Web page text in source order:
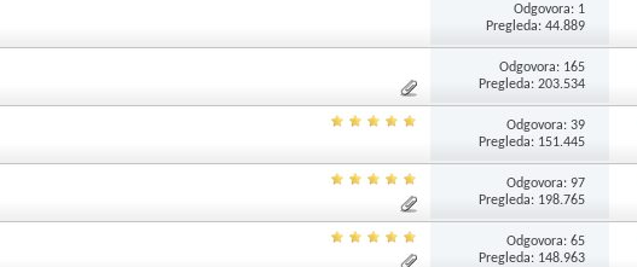
Odgovora: 1
Pregleda: 44.889
Odgovora: 165
Pregleda: 203.534
Odgovora:39
Pregleda: 151.445
Odgovora:97
Pregleda: 198.765
Odgovora:65
Pregleda: 148.963